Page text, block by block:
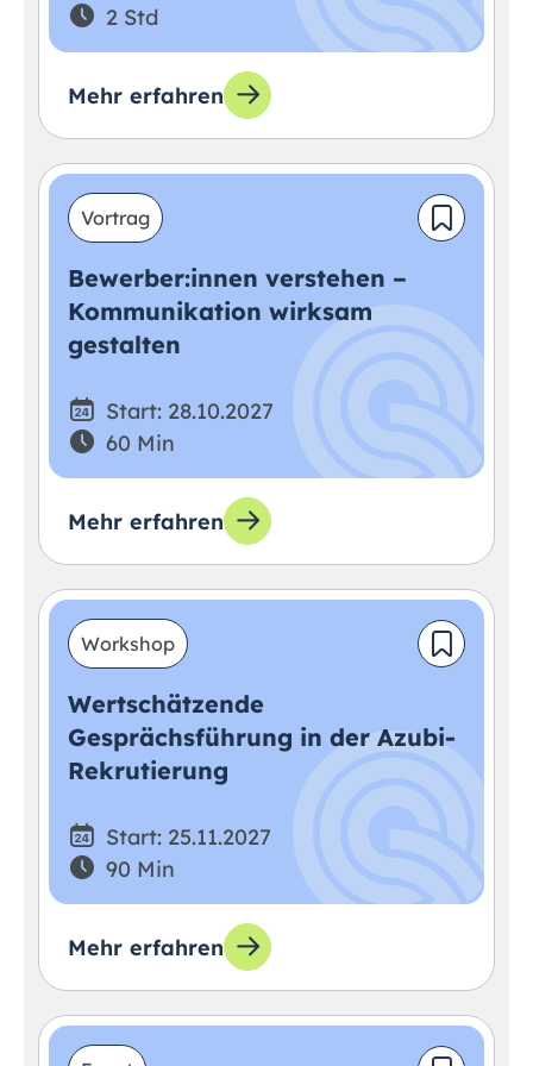
2 Std
Mehr erfahren
Vortrag
Bewerber:innen verstehen –
Kommunikation wirksam
gestalten
Start: 28.10.2027
60 Min
Mehr erfahren
Workshop
Wertschätzende
Gesprächsführung in der Azubi-
Rekrutierung
Start: 25.11.2027
90 Min
Mehr erfahren